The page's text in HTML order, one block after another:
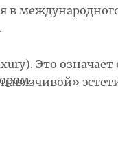
в
Это означает